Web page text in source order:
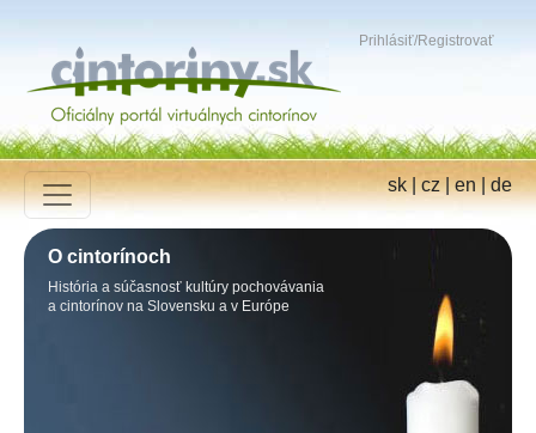
Prihlásiť/Registrovať
sk|cz|en|de
O cintorínoch
História a súčasnosť kultúry pochovávania
a cintorínov na Slovensku a v Európe